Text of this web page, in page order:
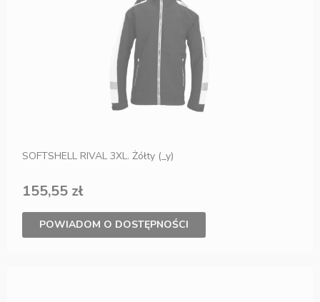
SOFTSHELL RIVAL 3XL. Żółty (_y)
155,55 zł
POWIADOM O DOSTĘPNOŚCI